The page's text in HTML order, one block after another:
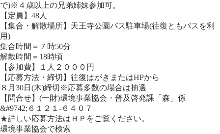
で)※４歳以上の兄弟姉妹参加可。
【定員】48人
【集合・解散場所】天王寺公園バス駐車場(往復ともバスを利
用)
集合時間＝７時50分
解散時間＝18時頃
【参加費】１人２０００円
【応募方法・締切】往復はがきまたはHPから
８月30日(木)締切※応募多数の場合は抽選
【問合せ】(一財)環境事業協会・普及啓発課「森」係
&#9742;６１２１‐６４０７
★詳しい応募方法はＨＰをご覧ください。
環境事業協会で検索